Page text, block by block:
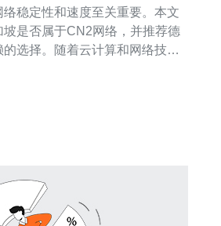
稳定性和速度至关重要。本文
是否属于CN2网络，并推荐德
选择。随着云计算和网络技术
网络? CN2